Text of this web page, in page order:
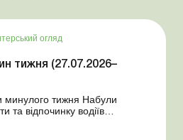
огляд
тижня (27.07.2026–
минулого тижня Набули
та відпочинку водіїв